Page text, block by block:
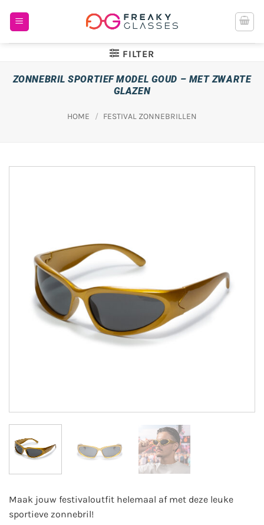
naar
FILTER
ZONNEBRIL SPORTIEF MODEL GOUD – MET ZWARTE
GLAZEN
HOME / FESTIVAL ZONNEBRILLEN
Maak jouw festivaloutfit helemaal af met deze leuke
sportieve zonnebril!